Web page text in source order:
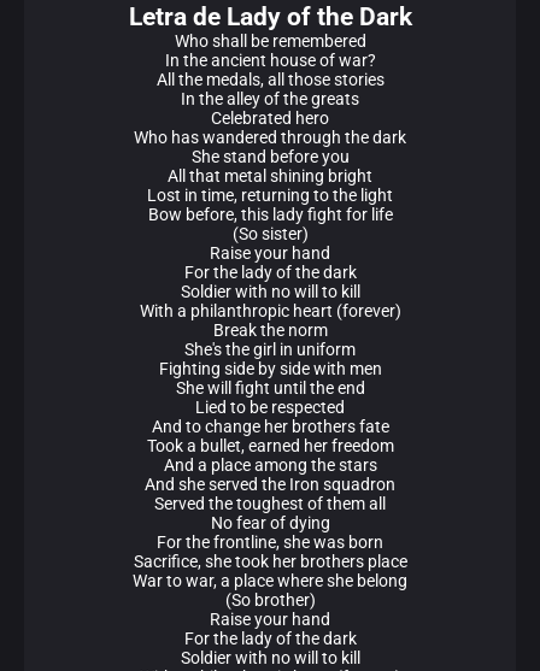
Letra de Lady of the Dark
Who shall be remembered
In the ancient house of war?
All the medals, all those stories
In the alley of the greats
Celebrated hero
Who has wandered through the dark
She stand before you
All that metal shining bright
Lost in time, returning to the light
Bow before, this lady fight for life
(So sister)
Raise your hand
For the lady of the dark
Soldier with no will to kill
With a philanthropic heart (forever)
Break the norm
She's the girl in uniform
Fighting side by side with men
She will fight until the end
Lied to be respected
And to change her brothers fate
Took a bullet, earned her freedom
And a place among the stars
And she served the Iron squadron
Served the toughest of them all
No fear of dying
For the frontline, she was born
Sacrifice, she took her brothers place
War to war, a place where she belong
(So brother)
Raise your hand
For the lady of the dark
Soldier with no will to kill